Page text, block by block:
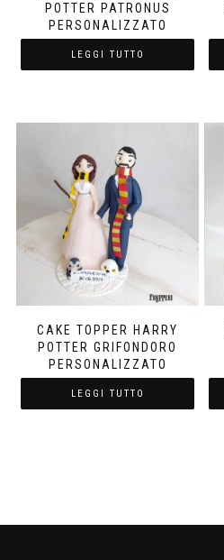
POTTER PATRONUS
PERSONALIZZATO
LEGGI TUTTO
CAKE TOPPER HARRY
POTTER GRIFONDORO
PERSONALIZZATO
LEGGI TUTTO